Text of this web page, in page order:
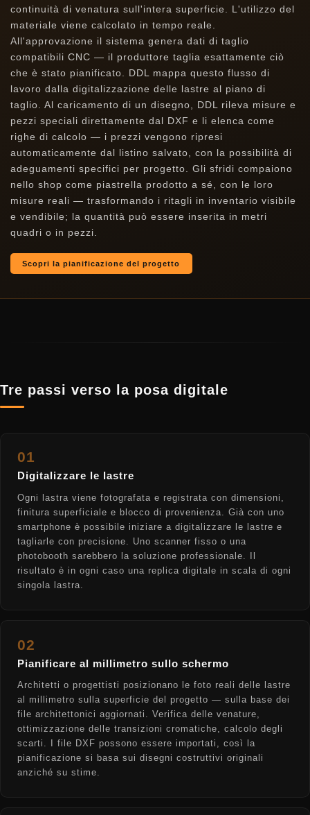
continuità di venatura sull'intera superficie. L'utilizzo del
materiale viene calcolato in tempo reale.
All'approvazione il sistema genera dati di taglio
compatibili CNC — il produttore taglia esattamente ciò
che è stato pianificato. DDL mappa questo flusso di
lavoro dalla digitalizzazione delle lastre al piano di
taglio. Al caricamento di un disegno, DDL rileva misure e
pezzi speciali direttamente dal DXF e li elenca come
righe di calcolo — i prezzi vengono ripresi
automaticamente dal listino salvato, con la possibilità di
adeguamenti specifici per progetto. Gli sfridi compaiono
nello shop come piastrella prodotto a sé, con le loro
misure reali — trasformando i ritagli in inventario visibile
e vendibile; la quantità può essere inserita in metri
quadri o in pezzi.
Scopri la pianificazione del progetto
Tre passi verso la posa digitale
01
Digitalizzare le lastre
Ogni lastra viene fotografata e registrata con dimensioni,
finitura superficiale e blocco di provenienza. Già con uno
smartphone è possibile iniziare a digitalizzare le lastre e
tagliarle con precisione. Uno scanner fisso o una
photobooth sarebbero la soluzione professionale. Il
risultato è in ogni caso una replica digitale in scala di ogni
singola lastra.
02
Pianificare al millimetro sullo schermo
Architetti o progettisti posizionano le foto reali delle lastre
al millimetro sulla superficie del progetto — sulla base dei
file architettonici aggiornati. Verifica delle venature,
ottimizzazione delle transizioni cromatiche, calcolo degli
scarti. I file DXF possono essere importati, così la
pianificazione si basa sui disegni costruttivi originali
anziché su stime.